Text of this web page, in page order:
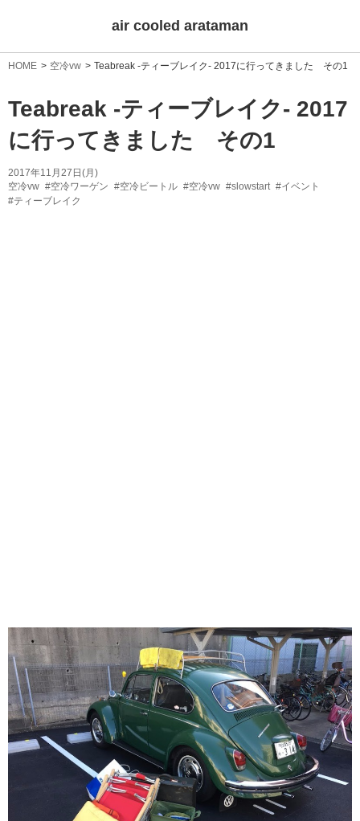
air cooled arataman
HOME 空冷vw Teabreak -ティーブレイク- 2017に行ってきました その1
Teabreak -ティーブレイク- 2017
に行ってきました その1
2017年11月27日(月)
空冷vw #空冷ワーゲン #空冷ビートル #空冷vw #slowstart #イベント
#ティーブレイク